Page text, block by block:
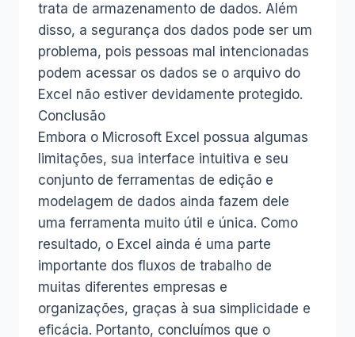
trata de armazenamento de dados. Além
disso, a segurança dos dados pode ser um
problema, pois pessoas mal intencionadas
podem acessar os dados se o arquivo do
Excel não estiver devidamente protegido.
Conclusão
Embora o Microsoft Excel possua algumas
limitações, sua interface intuitiva e seu
conjunto de ferramentas de edição e
modelagem de dados ainda fazem dele
uma ferramenta muito útil e única. Como
resultado, o Excel ainda é uma parte
importante dos fluxos de trabalho de
muitas diferentes empresas e
organizações, graças à sua simplicidade e
eficácia. Portanto, concluímos que o